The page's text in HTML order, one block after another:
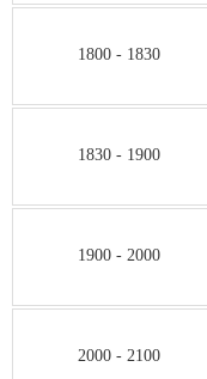
1800 - 1830
1830 - 1900
1900 - 2000
2000 - 2100